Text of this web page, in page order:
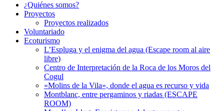
¿Quiénes somos?
Proyectos
Proyectos realizados
Voluntariado
Ecoturismo
L’Espluga y el enigma del agua (Escape room al aire
libre)
Centro de Interpretación de la Roca de los Moros del
Cogul
«Molins de la Vila», donde el agua es recurso y vida
Montblanc, entre pergaminos y riadas (ESCAPE
ROOM)